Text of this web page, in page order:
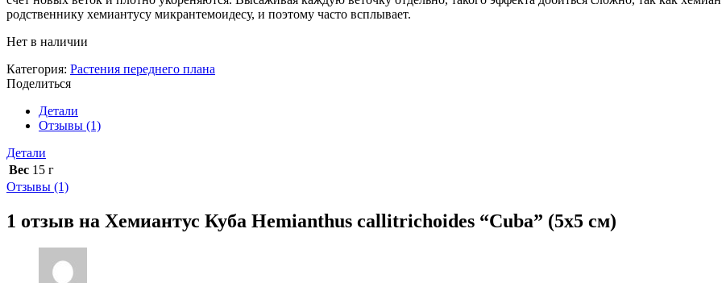
родственнику хемиантусу микрантемоидесу, и поэтому часто всплывает.
Нет в наличии
Категория: Растения переднего плана
Поделиться
Детали
Отзывы (1)
Детали
Вес 15 г
Отзывы (1)
1 отзыв на Хемиантус Куба Hemianthus callitrichoides “Cuba” (5х5 см)